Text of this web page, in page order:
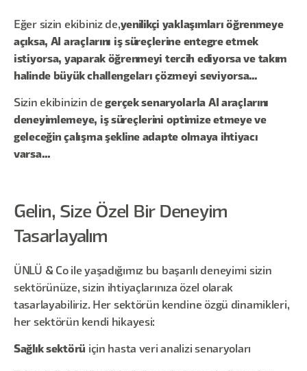
Eğer sizin ekibiniz de,yenilikçi yaklaşımları öğrenmeye
açıksa, AI araçlarını iş süreçlerine entegre etmek
istiyorsa, yaparak öğrenmeyi tercih ediyorsa ve takım
halinde büyük challengeları çözmeyi seviyorsa...
Sizin ekibinizin degerçek senaryolarla AI araçlarını
deneyimlemeye, iş süreçlerini optimize etmeye ve
geleceğin çalışma şekline adapte olmaya ihtiyacı
varsa…
Gelin, Size Özel Bir Deneyim
Tasarlayalım
ÜNLÜ & Co ile yaşadığımız bu başarılı deneyimi sizin
sektörünüze, sizin ihtiyaçlarınıza özel olarak
tasarlayabiliriz. Her sektörün kendine özgü dinamikleri,
her sektörün kendi hikayesi:
Sağlık sektörü için hasta veri analizi senaryoları